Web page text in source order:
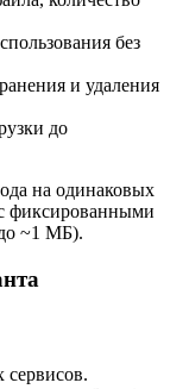
без
и удаления
до
на одинаковых
фиксированными
~1 МБ).